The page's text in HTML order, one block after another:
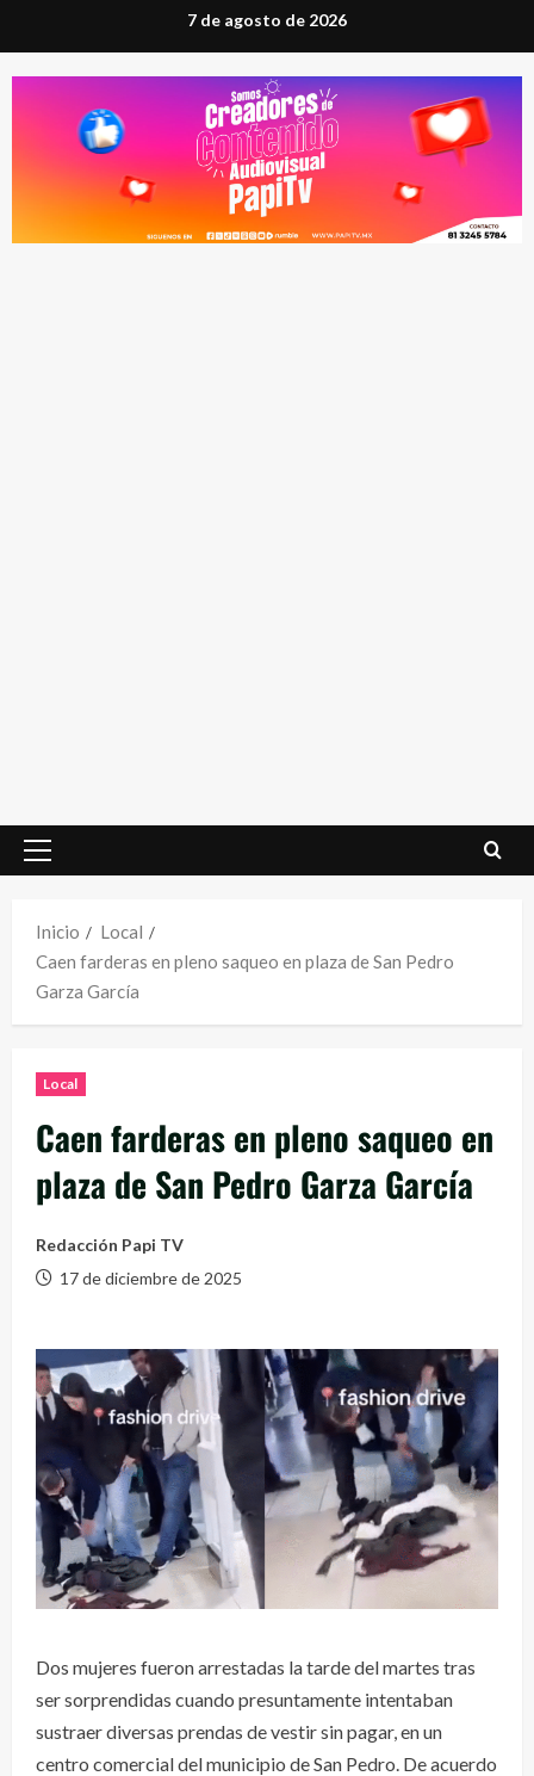
al
contenido
7 de agosto de 2026
Menú
Inicio
Local
Caen farderas en pleno saqueo en plaza de San Pedro
Garza García
Local
Caen farderas en pleno saqueo en
plaza de San Pedro Garza García
Redacción Papi TV
17 de diciembre de 2025
Dos mujeres fueron arrestadas la tarde del martes tras
ser sorprendidas cuando presuntamente intentaban
sustraer diversas prendas de vestir sin pagar, en un
centro comercial del municipio de San Pedro. De acuerdo